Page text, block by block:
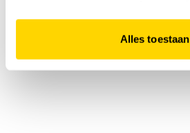
Alles toestaan